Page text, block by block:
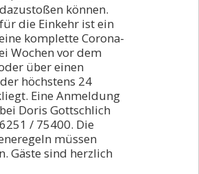
können.
die Einkehr ist ein
komplette Corona-
Wochen vor dem
über einen
höchstens 24
Eine Anmeldung
Doris Gottschlich
/ 75400. Die
müssen
Gäste sind herzlich